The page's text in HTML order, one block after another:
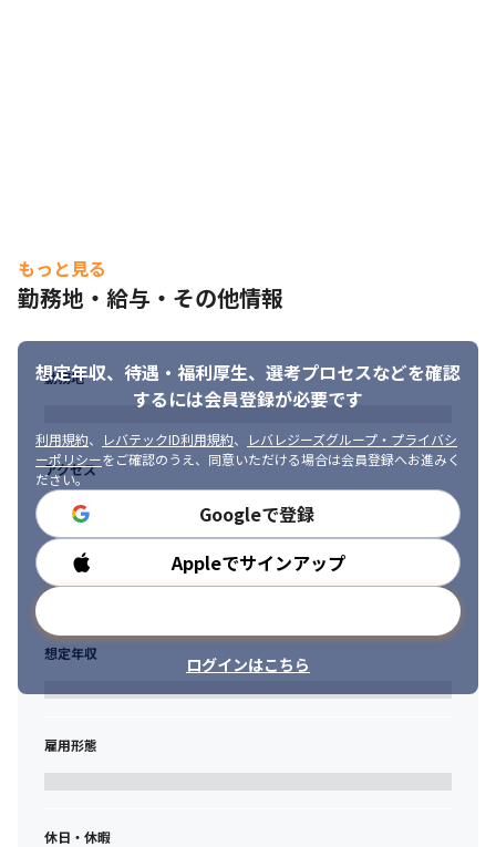
コミュニケーションを大切にしています。
もっと見る
勤務地・給与・その他情報
想定年収、待遇・福利厚生、 選考プロセスなどを確認
するには会員登録が必要です
利用規約、 レバテックID利用規約、
レバレジーズグループ・プライバシ
ーポリシーをご確認のうえ、同意いただける場合は会員登録へお進みく
ださい。
Googleで登録
Appleでサインアップ
ログインはこちら
勤務地
アクセス
勤務時間
想定年収
雇用形態
休日・休暇